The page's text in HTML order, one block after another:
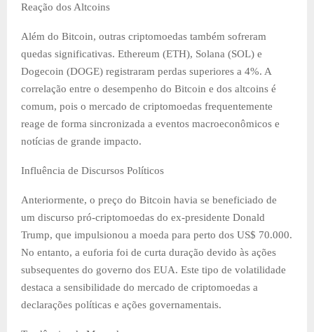
Reação dos Altcoins
Além do Bitcoin, outras criptomoedas também sofreram
quedas significativas. Ethereum (ETH), Solana (SOL) e
Dogecoin (DOGE) registraram perdas superiores a 4%. A
correlação entre o desempenho do Bitcoin e dos altcoins é
comum, pois o mercado de criptomoedas frequentemente
reage de forma sincronizada a eventos macroeconômicos e
notícias de grande impacto.
Influência de Discursos Políticos
Anteriormente, o preço do Bitcoin havia se beneficiado de
um discurso pró-criptomoedas do ex-presidente Donald
Trump, que impulsionou a moeda para perto dos US$ 70.000.
No entanto, a euforia foi de curta duração devido às ações
subsequentes do governo dos EUA. Este tipo de volatilidade
destaca a sensibilidade do mercado de criptomoedas a
declarações políticas e ações governamentais.